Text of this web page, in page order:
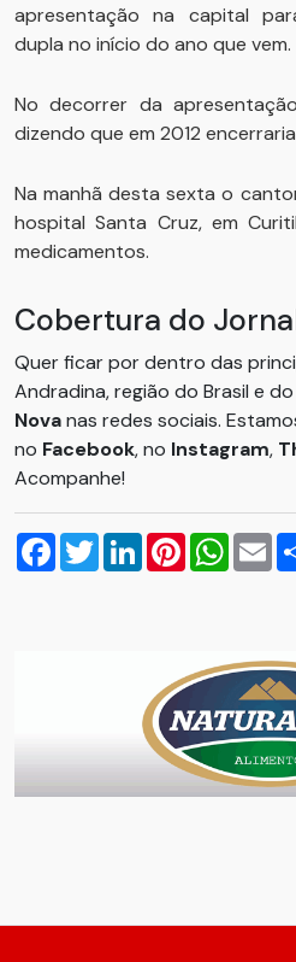
apresentação na capital
dupla no início do ano que vem.
No decorrer da
dizendo que em 2012
Na manhã desta sexta o
hospital Santa Cruz, em
medicamentos.
Cobertura do
Quer ficar por dentro das
Andradina, região do Brasil e
Novanas redes sociais.
no Facebook, no Instagram,
Acompanhe!
Facebook
TwitterLinkedInPinterest